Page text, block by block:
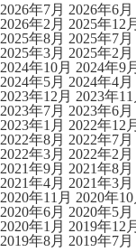
2026年7月 2026年6月
2026年2月 2025年12月
2025年8月 2025年7月
2025年3月 2025年2月
2024年10月 2024年9月
2024年5月 2024年4月
2023年12月 2023年11
2023年7月 2023年6月
2023年1月 2022年12月
2022年8月 2022年7月
2022年3月 2022年2月
2021年9月 2021年8月
2021年4月 2021年3月
2020年11月 2020年10
2020年6月 2020年5月
2020年1月 2019年12月
2019年8月 2019年7月